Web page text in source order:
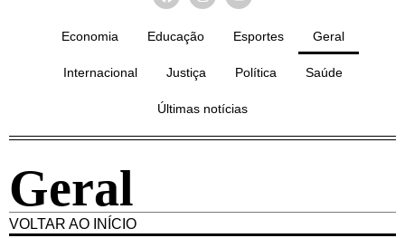
Economia Educação Esportes Geral
Internacional Justiça Política Saúde
Últimas notícias
Geral
VOLTAR AO INÍCIO